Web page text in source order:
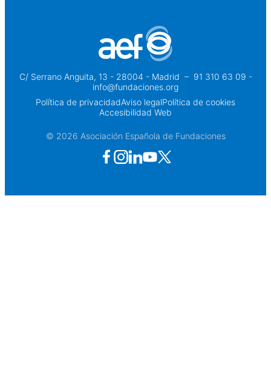
C/ Serrano Anguita, 13 - 28004 - Madrid – 91 310 63 09 -
info@fundaciones.org
Política de privacidadAviso legalPolítica de cookies
Accesibilidad Web
© 2026 Asociación Española de Fundaciones